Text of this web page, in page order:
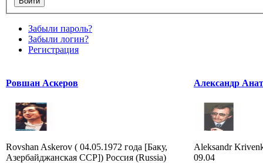
Забыли пароль?
Забыли логин?
Регистрация
Ровшан Аскеров
Rovshan Askerov ( 04.05.1972 года [Баку,
Азербайджанская ССР]) Россия (Russia)
Александр
Aleksandr
09.04